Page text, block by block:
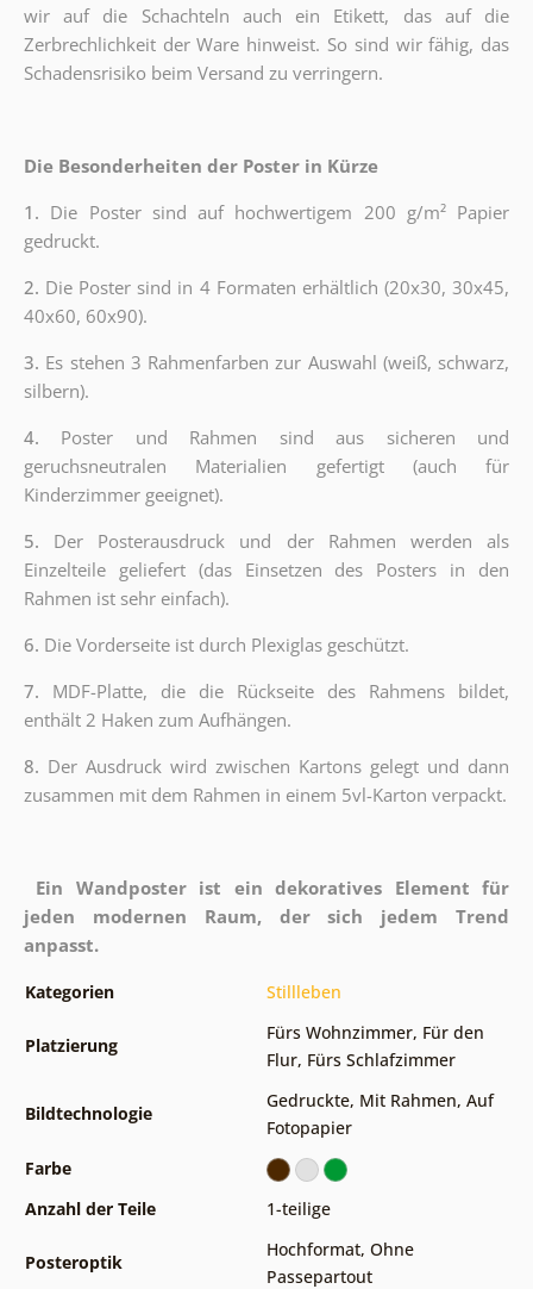
wir auf die Schachteln auch ein Etikett, das auf die
Zerbrechlichkeit der Ware hinweist. So sind wir fähig, das
Schadensrisiko beim Versand zu verringern.
Die Besonderheiten der Poster in Kürze
1. Die Poster sind auf hochwertigem 200 g/m² Papier
gedruckt.
2. Die Poster sind in 4 Formaten erhältlich (20x30, 30x45,
40x60, 60x90).
3. Es stehen 3 Rahmenfarben zur Auswahl (weiß, schwarz,
silbern).
4. Poster und Rahmen sind aus sicheren und
geruchsneutralen Materialien gefertigt (auch für
Kinderzimmer geeignet).
5. Der Posterausdruck und der Rahmen werden als
Einzelteile geliefert (das Einsetzen des Posters in den
Rahmen ist sehr einfach).
6. Die Vorderseite ist durch Plexiglas geschützt.
7. MDF-Platte, die die Rückseite des Rahmens bildet,
enthält 2 Haken zum Aufhängen.
8. Der Ausdruck wird zwischen Kartons gelegt und dann
zusammen mit dem Rahmen in einem 5vl-Karton verpackt.
Ein Wandposter ist ein dekoratives Element für
jeden modernen Raum, der sich jedem Trend
anpasst.
Kategorien Stillleben
Platzierung
Fürs Wohnzimmer, Für den
Flur, Fürs Schlafzimmer
Bildtechnologie
Gedruckte, Mit Rahmen, Auf
Fotopapier
Farbe
Anzahl der Teile
1-teilige
Posteroptik
Hochformat, Ohne
Passepartout